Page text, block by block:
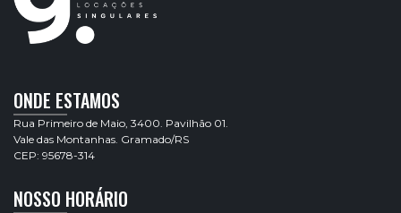
ONDE ESTAMOS
Rua Primeiro de Maio, 3400. Pavilhão 01.
Vale das Montanhas. Gramado/RS
CEP: 95678-314
NOSSO HORÁRIO